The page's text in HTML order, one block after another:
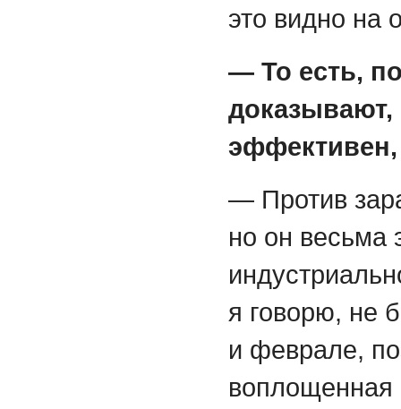
это видно на
— То есть,
доказывают,
эффективен,
— Против
но он весьма
я говорю, не
и феврале,
воплощенная